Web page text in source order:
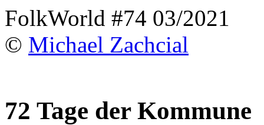
FolkWorld #74 03/2021
© Michael Zachcial
72 Tage der Kommune